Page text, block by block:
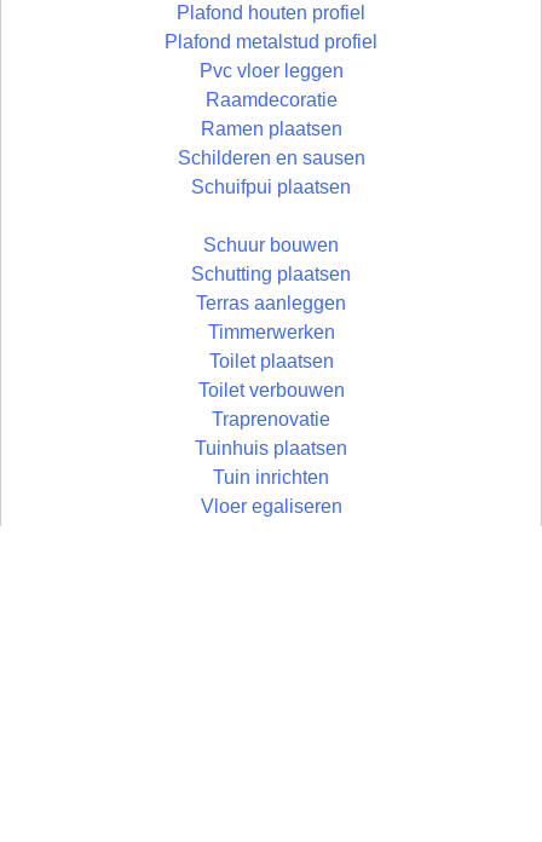
Plafond houten profiel
Plafond metalstud profiel
Pvc vloer leggen
Raamdecoratie
Ramen plaatsen
Schilderen en sausen
Schuifpui plaatsen
Schuur bouwen
Schutting plaatsen
Terras aanleggen
Timmerwerken
Toilet plaatsen
Toilet verbouwen
Traprenovatie
Tuinhuis plaatsen
Tuin inrichten
Vloer egaliseren